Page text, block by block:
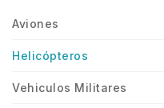
Aviones
Helicópteros
Vehiculos Militares